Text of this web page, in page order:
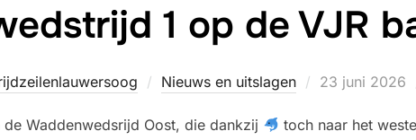
1 op de VJR
Nieuws en uitslagen
Geplaatst
23 juni 2026
Waddenwedsrijd Oost, die dankzij
toch naar het